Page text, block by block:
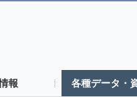
報 各種データ・